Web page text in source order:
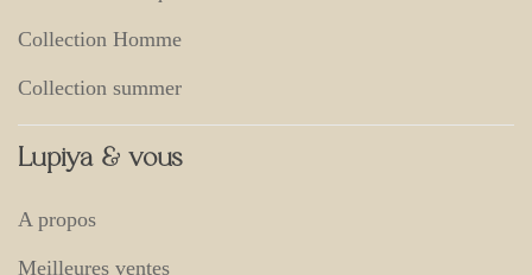
Collection Homme
Collection summer
Lupiya & vous
A propos
Meilleures ventes